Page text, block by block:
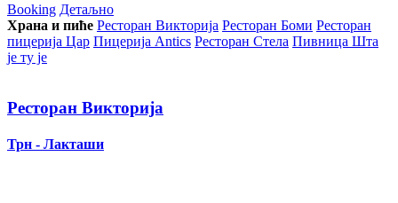
Booking Детаљно
Храна и пиће Ресторан Викторија Ресторан Боми Ресторан
пицерија Цар Пицерија Аntics Ресторан Стела Пивница Шта
је ту је
Ресторан Викторија
Трн - Лакташи